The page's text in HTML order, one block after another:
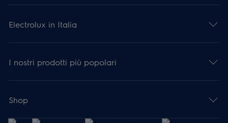
Electrolux in Italia
I nostri prodotti più popolari
Shop